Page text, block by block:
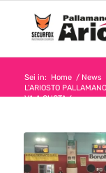
Sei in: Home / News
L’ARIOSTO
VA A QUOTA 6